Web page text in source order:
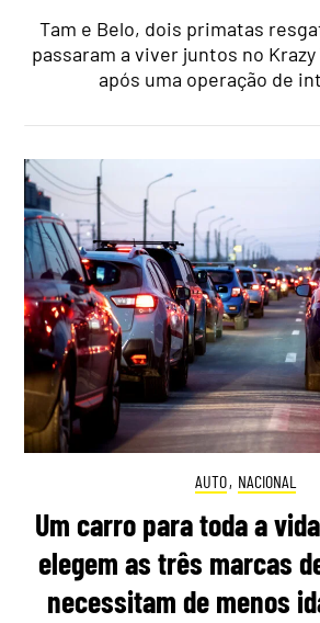
Tam e Belo, dois primatas
passaram a viver juntos no
após uma operação de
AUTO, NACIONAL
Um carro para toda a
elegem as três marcas
necessitam de menos